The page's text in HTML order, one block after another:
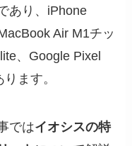
あり、iPhone
Air M1チッ
、Google Pixel
ます。
ではイオシスの特